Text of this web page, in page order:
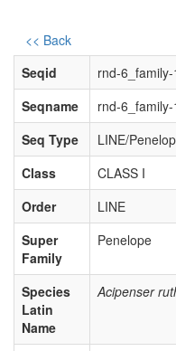
<< Back
Seqid
rnd-
Seqname
rnd-
Seq Type
LINE/
Class
CLASS I
Order
LINE
Super
Family
Penelope
Species
Latin
Name
Acipenser